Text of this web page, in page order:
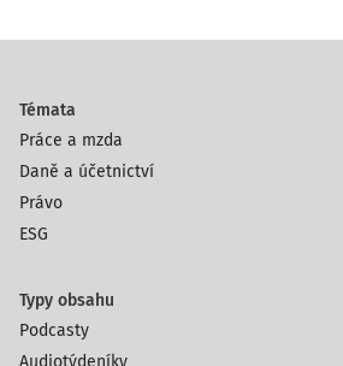
Témata
Práce a mzda
Daně a účetnictví
Právo
ESG
Typy obsahu
Podcasty
Audiotýdeníky